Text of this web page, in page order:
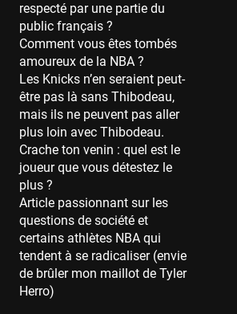
Chicago Bulls
41 sessions
Memphis Grizzlies
39 sessions
Cleveland Cavaliers
38 sessions
Orlando Magic
36 sessions
Euroleague
34 sessions
Charlotte Hornets
32 sessions
Houston Rockets
respecté par une partie du
public français ?
Comment vous êtes tombés
amoureux de la NBA ?
Les Knicks n’en seraient peut-
être pas là sans Thibodeau,
mais ils ne peuvent pas aller
plus loin avec Thibodeau.
Crache ton venin : quel est le
joueur que vous détestez le
plus ?
Article passionnant sur les
questions de société et
certains athlètes NBA qui
tendent à se radicaliser (envie
de brûler mon maillot de Tyler
Herro)